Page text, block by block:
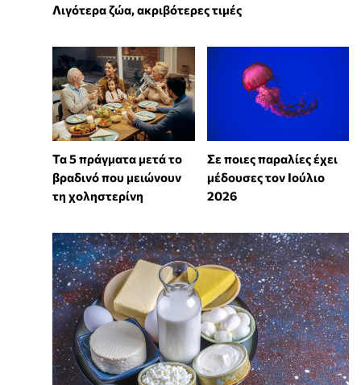
Λιγότερα ζώα, ακριβότερες τιμές
Τα 5 πράγματα μετά το
βραδινό που μειώνουν
τη χοληστερίνη
Σε ποιες παραλίες έχει
μέδουσες τον Ιούλιο
2026